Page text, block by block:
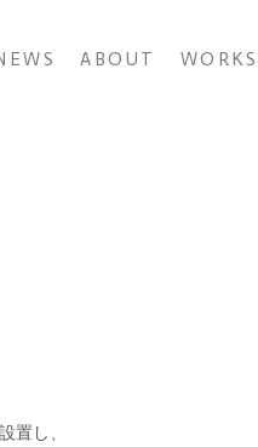
ABOUT WORKS
置し、